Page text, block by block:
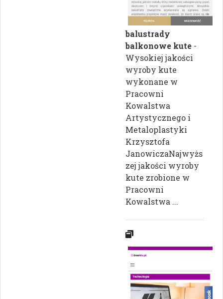
balustrady
balkonowe kute -
Wysokiej jakości
wyroby kute
wykonane w
Pracowni
Kowalstwa
Artystycznego i
Metaloplastyki
Krzysztofa
JanowiczaNajwyżs
zej jakości wyroby
kute zrobione w
Pracowni
Kowalstwa ...